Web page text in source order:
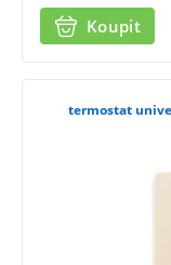
Koupit
termostat